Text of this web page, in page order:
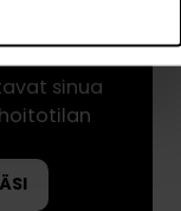
sinua